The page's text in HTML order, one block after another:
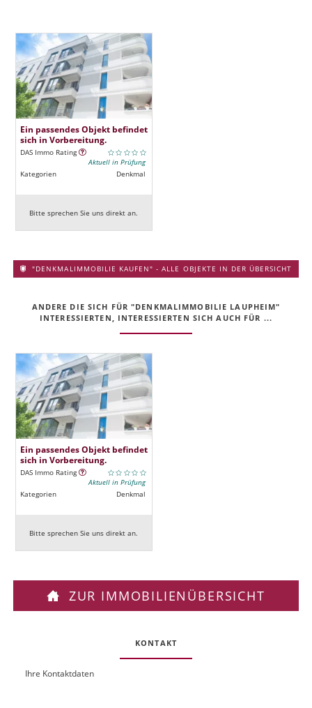
Ein passendes Objekt befindet
sich in Vorbereitung.
DAS Immo Rating
Aktuell in Prüfung
Kategorien
Denkmal
Bitte sprechen Sie uns direkt an.
"DENKMALIMMOBILIE KAUFEN" - ALLE OBJEKTE IN DER ÜBERSICHT
ANDERE DIE SICH FÜR "DENKMALIMMOBILIE LAUPHEIM"
INTERESSIERTEN, INTERESSIERTEN SICH AUCH FÜR ...
Ein passendes Objekt befindet
sich in Vorbereitung.
DAS Immo Rating
Aktuell in Prüfung
Kategorien
Denkmal
Bitte sprechen Sie uns direkt an.
ZUR IMMOBILIENÜBERSICHT
KONTAKT
OUIhre Kontaktdaten